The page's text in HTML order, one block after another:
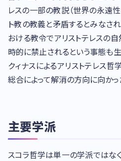
レスの一部の教説（世界の永遠
ト教の教義と矛盾するとみなさ
おける教令でアリストテレスの
時的に禁止されるという事態も生
クィナスによるアリストテレス
総合によって解消の方向に向かっ
主要学派
スコラ哲学は単一の学派ではな